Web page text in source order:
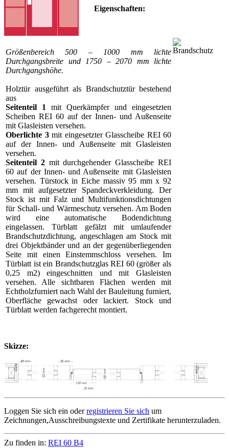
Größenbereich 500 – 1000 mm lichte
Durchgangsbreite und 1750 – 2070 mm lichte
Durchgangshöhe.
Holztür ausgeführt als Brandschutztür bestehend
aus
Seitenteil 1
mit Querkämpfer und eingesetzten
Scheiben REI 60 auf der Innen- und Außenseite
mit Glasleisten versehen.
Oberlichte 3mit eingesetzter Glasscheibe REI 60
auf der Innen- und Außenseite mit Glasleisten
versehen.
Seitenteil 2mit durchgehender Glasscheibe REI
60 auf der Innen- und Außenseite mit Glasleisten
versehen. Türstock in Eiche massiv 95 mm x 92
mm mit aufgesetzter Spandeckverkleidung. Der
Stock ist mit Falz und Multifunktionsdichtungen
für Schall- und Wärmeschutz versehen. Am Boden
wird eine automatische Bodendichtung
eingelassen. Türblatt gefälzt mit umlaufender
Brandschutzdichtung, angeschlagen am Stock mit
drei Objektbänder und an der gegenüberliegenden
Seite mit einen Einstemmschloss versehen. Im
Türblatt ist ein Brandschutzglas REI 60 (größer als
0,25 m2) eingeschnitten und mit Glasleisten
versehen. Alle sichtbaren Flächen werden mit
Echtholzfurniert nach Wahl der Bauleitung furniert,
Oberfläche gewachst oder lackiert. Stock und
Türblatt werden fachgerecht montiert.
Eigenschaften:
Skizze:
Loggen Sie sich ein oderregistrieren Sie sich um
Zeichnungen,Ausschreibungstexte und Zertifikate herunterzuladen.
Zu finden in: REI 60 B4